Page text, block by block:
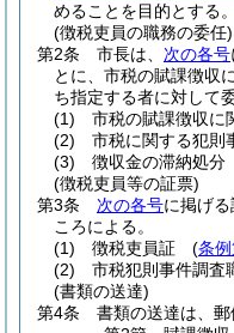
めることを目的とする。
(徴税吏員の職務の委任)
第2条
市長は、 次の各号
とに、市税の賦課徴収
ち指定する者に対して
(1)
市税の賦課徴収に
(2)
市税に関する犯則
(3)
徴収金の滞納処分
(徴税吏員等の証票)
第3条
次の各号に掲げる
ころによる。
(1)
徴税吏員証 (条
(2)
市税犯則事件調
(書類の送達)
第4条
書類の送達は、郵